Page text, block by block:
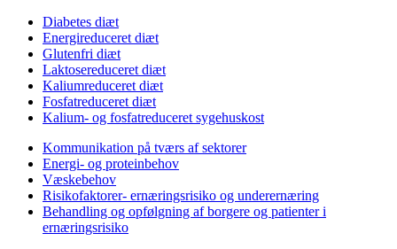
Diabetes diæt
Energireduceret diæt
Glutenfri diæt
Laktosereduceret diæt
Kaliumreduceret diæt
Fosfatreduceret diæt
Kalium- og fosfatreduceret sygehuskost
Kommunikation på tværs af sektorer
Energi- og proteinbehov
Væskebehov
Risikofaktorer- ernæringsrisiko og underernæring
Behandling og opfølgning af borgere og patienter i
ernæringsrisiko